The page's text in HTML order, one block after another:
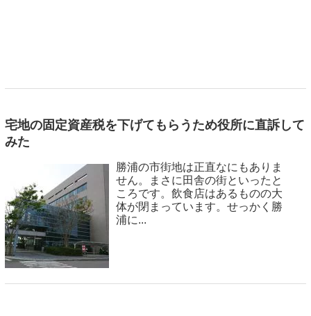
宅地の固定資産税を下げてもらうため役所に直訴して
みた
勝浦の市街地は正直なにもありま
せん。まさに田舎の街といったと
ころです。飲食店はあるものの大
体が閉まっています。せっかく勝
浦に...